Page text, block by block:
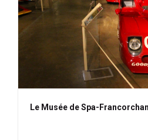
Le Musée de Spa-